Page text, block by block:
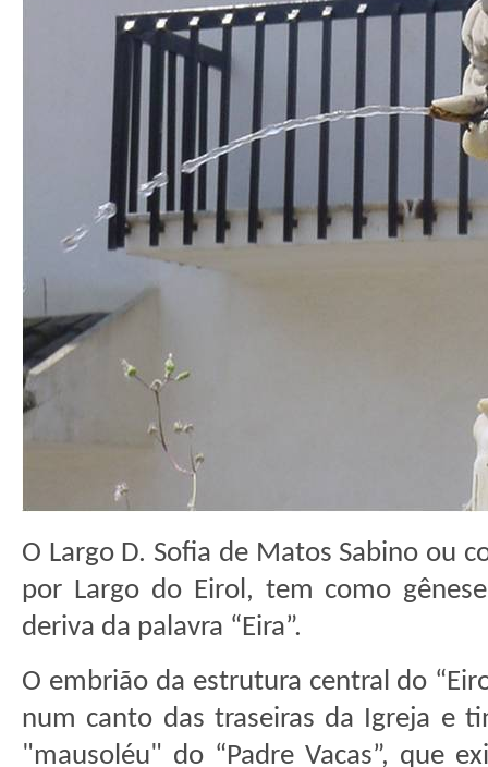
O Largo D. Sofia de Matos Sabino ou
por Largo do Eirol, tem como
deriva da palavra “Eira”.
O embrião da estrutura central do
num canto das traseiras da Igreja e
"mausoléu" do “Padre Vacas”, que